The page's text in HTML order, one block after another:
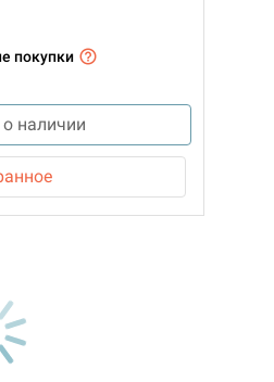
покупки
наличии